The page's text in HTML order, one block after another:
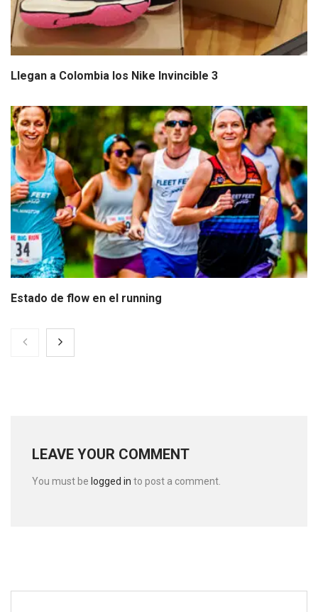
Llegan a Colombia los Nike Invincible 3
Estado de flow en el running
LEAVE YOUR COMMENT
You must be logged in to post a comment.